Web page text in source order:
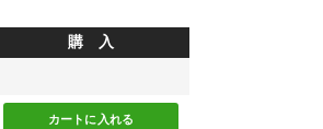
購 入
カートに 入れる